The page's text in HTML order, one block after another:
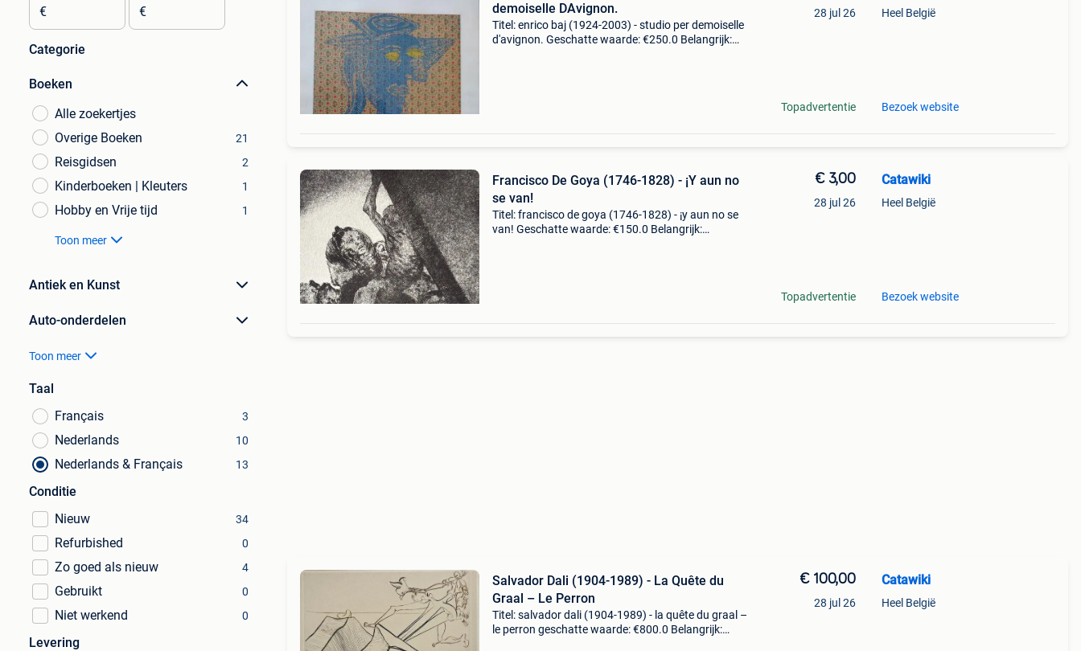
€ €
Categorie
Boeken
Alle zoekertjes
Overige Boeken
21
Reisgidsen 2
Kinderboeken | Kleuters 1
Hobby en Vrije tijd 1
Toon meer
Antiek en Kunst
Auto-onderdelen
Toon meer
Taal
Français
3
Nederlands 10
Nederlands & Français 13
Conditie
Nieuw
34
Refurbished 0
Zo goed als nieuw 4
Gebruikt 0
Niet werkend 0
Levering
demoiselle DAvignon.
Titel: enrico baj (1924-2003) - studio per demoiselle
d'avignon. Geschatte waarde: €250.0 Belangrijk:
28 jul 26
Topadvertentie
Heel België
Bezoek website
Francisco De Goya (1746-1828) - ¡Y aun no
se van!
Titel: francisco de goya (1746-1828) - ¡y aun no se
van! Geschatte waarde: €150.0 Belangrijk:
€ 3,00
28 jul 26
Topadvertentie
Catawiki
Heel België
Bezoek website
Salvador Dali (1904-1989) - La Quête du
Graal – Le Perron
Titel: salvador dali (1904-1989) - la quête du graal –
le perron geschatte waarde: €800.0 Belangrijk:
€ 100,00
28 jul 26
Catawiki
Heel België